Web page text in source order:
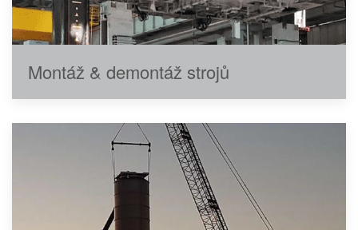
Montáž & demontáž strojů